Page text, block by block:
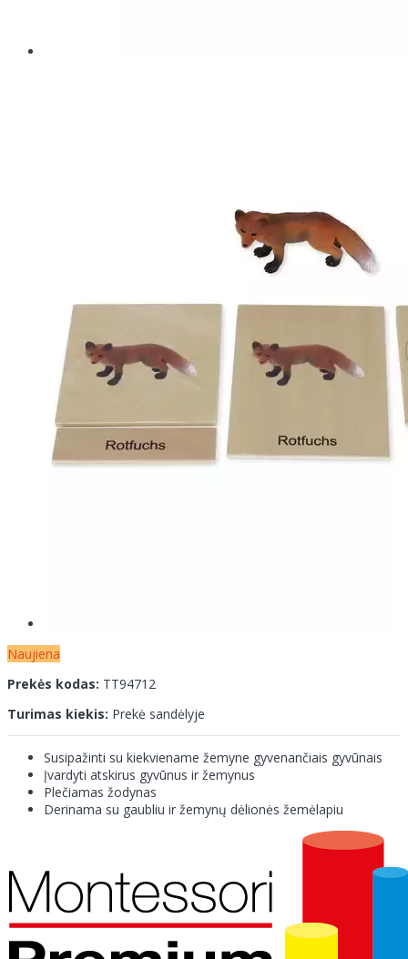
Naujiena
Prekės kodas: TT94712
Turimas kiekis: Prekė sandėlyje
Susipažinti su kiekviename žemyne gyvenančiais gyvūnais
Įvardyti atskirus gyvūnus ir žemynus
Plečiamas žodynas
Derinama su gaubliu ir žemynų dėlionės žemėlapiu